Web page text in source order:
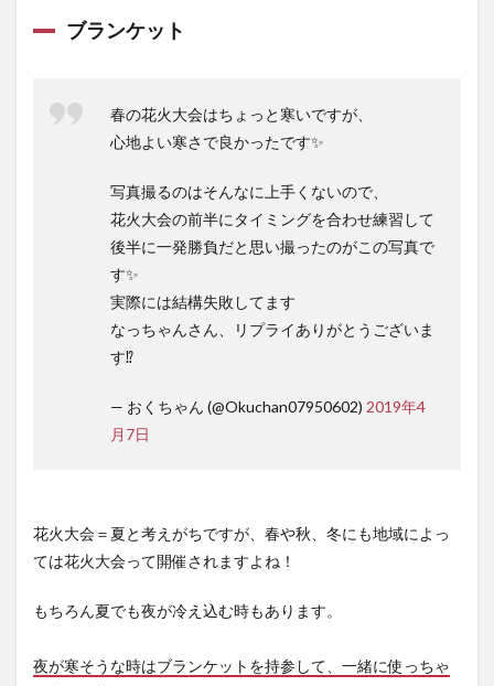
ブランケット
春の花火大会はちょっと寒いですが、
心地よい寒さで良かったです✨
写真撮るのはそんなに上手くないので、
花火大会の前半にタイミングを合わせ練習して
後半に一発勝負だと思い撮ったのがこの写真で
す✨
実際には結構失敗してます
なっちゃんさん、リプライありがとうございま
す⁉️
— おくちゃん (@Okuchan07950602) 2019年4
月7日
花火大会＝夏と考えがちですが、春や秋、冬にも地域によっ
ては花火大会って開催されますよね！
もちろん夏でも夜が冷え込む時もあります。
夜が寒そうな時はブランケットを持参して、一緒に使っちゃ